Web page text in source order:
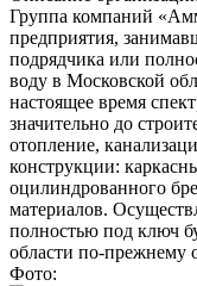
Группа компаний
предприятия,
подрядчика или
воду в Московской
настоящее время
значительно до
отопление,
конструкции:
оцилиндрованного
материалов.
полностью под ключ
области по-прежнему
Фото: